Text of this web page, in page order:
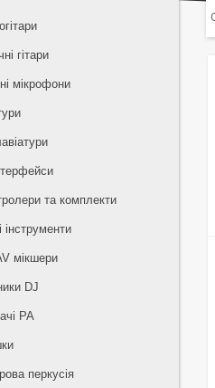
гітари
мікрофони
та комплекти
інструменти
мікшери
DJ
PA
перкусія